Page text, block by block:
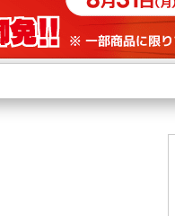
店舗サービス
ネット取り置き